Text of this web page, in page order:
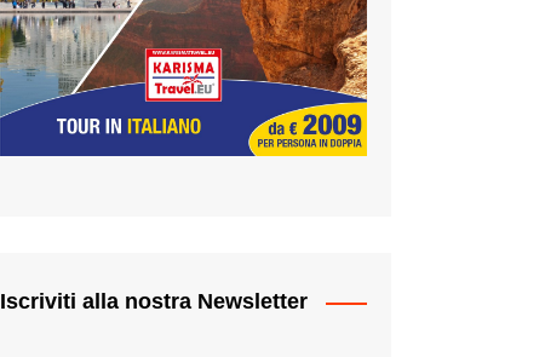
Iscriviti alla nostra Newsletter